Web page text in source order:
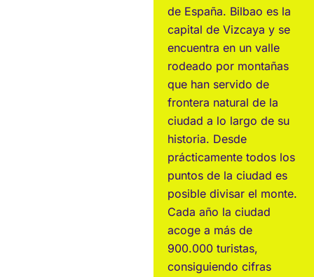
de España. Bilbao es la
capital de Vizcaya y se
encuentra en un valle
rodeado por montañas
que han servido de
frontera natural de la
ciudad a lo largo de su
historia. Desde
prácticamente todos los
puntos de la ciudad es
posible divisar el monte.
Cada año la ciudad
acoge a más de
900.000 turistas,
consiguiendo cifras